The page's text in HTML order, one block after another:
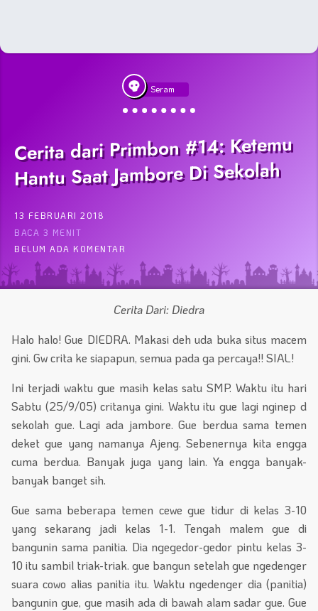
Seram
Cerita dari Primbon #14: Ketemu
Hantu Saat Jambore Di Sekolah
13 FEBRUARI 2018
BACA 3 MENIT
BELUM ADA KOMENTAR
Cerita Dari: Diedra
Halo halo! Gue DIEDRA. Makasi deh uda buka situs macem
gini. Gw crita ke siapapun, semua pada ga percaya!! SIAL!
Ini terjadi waktu gue masih kelas satu SMP. Waktu itu hari
Sabtu (25/9/05) critanya gini. Waktu itu gue lagi nginep d
sekolah gue. Lagi ada jambore. Gue berdua sama temen
deket gue yang namanya Ajeng. Sebenernya kita engga
cuma berdua. Banyak juga yang lain. Ya engga banyak-
banyak banget sih.
Gue sama beberapa temen cewe gue tidur di kelas 3-10
yang sekarang jadi kelas 1-1. Tengah malem gue di
bangunin sama panitia. Dia ngegedor-gedor pintu kelas 3-
10 itu sambil triak-triak. gue bangun setelah gue ngedenger
suara cowo alias panitia itu. Waktu ngedenger dia (panitia)
bangunin gue, gue masih ada di bawah alam sadar gue. Gue